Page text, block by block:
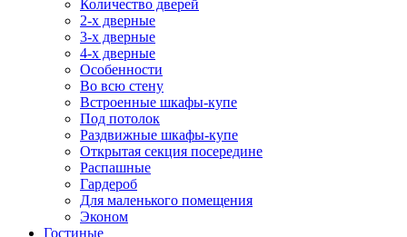
Количество дверей
2-х дверные
3-х дверные
4-х дверные
Особенности
Во всю стену
Встроенные шкафы-купе
Под потолок
Раздвижные шкафы-купе
Открытая секция посередине
Распашные
Гардероб
Для маленького помещения
Эконом
Гостиные